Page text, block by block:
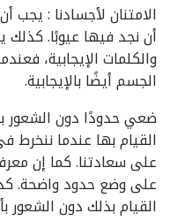
الامتنان لأجسادنا : يجب
أن نجد فيها عيوبًا.
والكلمات الإيجابية،
الجسم أيضًا بالإيجابية.
ضعي حدودًا دون الشعور
القيام بها عندما
على سعادتنا. كما إن
على وضع حدود واضحة.
القيام بذلك دون الشعور